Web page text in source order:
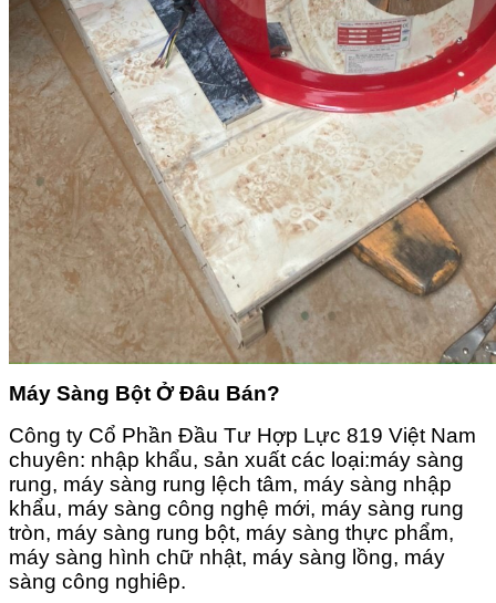
Máy Sàng Bột Ở Đâu Bán?
Công ty Cổ Phần Đầu Tư Hợp Lực 819 Việt Nam
chuyên: nhập khẩu, sản xuất các loại:máy sàng
rung, máy sàng rung lệch tâm, máy sàng nhập
khẩu, máy sàng công nghệ mới, máy sàng rung
tròn, máy sàng rung bột, máy sàng thực phẩm,
máy sàng hình chữ nhật, máy sàng lồng, máy
sàng công nghiêp.